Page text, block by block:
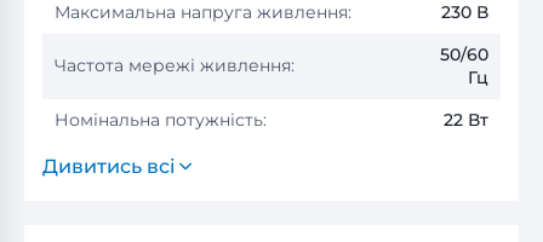
Максимальна напруга живлення:
230 В
Частота мережі живлення:
50/60
Гц
Номінальна потужність:
22 Вт
Дивитись всі